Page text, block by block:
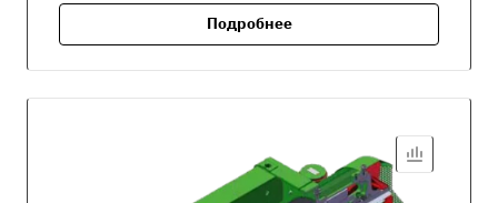
Подробнее